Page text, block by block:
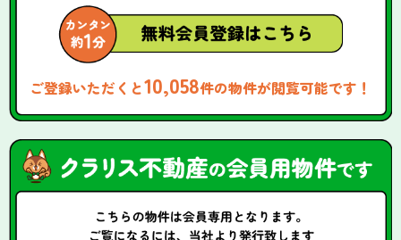
ご登録いただくと10,058件の物件が閲覧可能です！